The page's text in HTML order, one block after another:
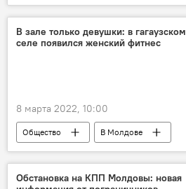
открытка
В зале только девушки: в гагаузском
селе появился женский фитнес
8 марта 2022, 10:00
Общество В Молдове
Обстановка на КПП Молдовы: новая